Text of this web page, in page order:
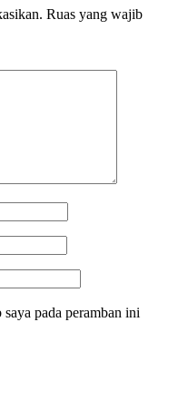
Ruas yang wajib
pada peramban ini